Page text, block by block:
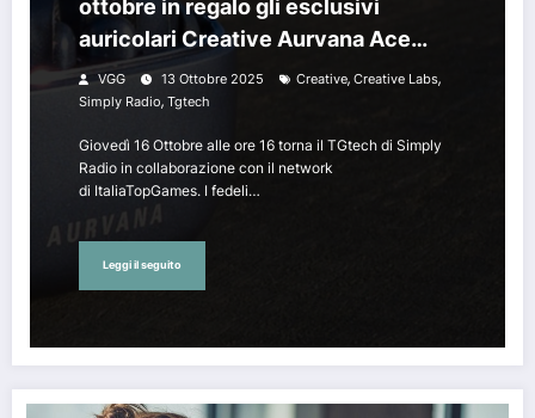
ottobre in regalo gli esclusivi
auricolari Creative Aurvana Ace
Mimi!
VGG 13 Ottobre 2025 Creative, Creative Labs,
Simply Radio, Tgtech
Giovedì 16 Ottobre alle ore 16 torna il TGtech di Simply
Radio in collaborazione con il network
di ItaliaTopGames. I fedeli…
Leggi il seguito